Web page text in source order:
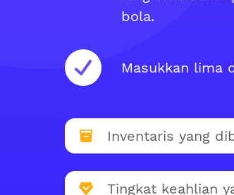
bola.
Masukkan lima
Inventaris yang
Tingkat keahlian